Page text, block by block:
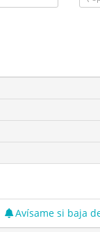
Avísame si baja